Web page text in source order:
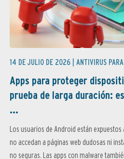
14 DE JULIO DE 2026 | ANTIVIRUS
Apps para proteger
prueba de larga duración:
...
Los usuarios de Android están
no accedan a páginas web dudosas ni
no seguras. Las apps con malware